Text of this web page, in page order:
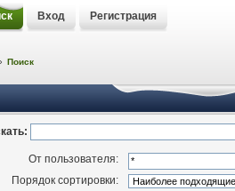
Вход Регистрация
Поиск
От пользователя:
Порядок сортировки: